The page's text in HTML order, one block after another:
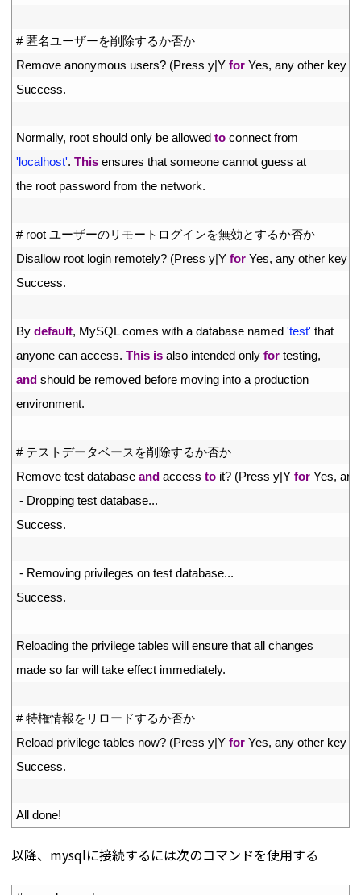
# 匿名ユーザーを削除するか否か
Remove anonymous users? (Press y|Y for Yes, any other key
Success.
Normally, root should only be allowed to connect from
'localhost'. This ensures that someone cannot guess at
the root password from the network.
# root ユーザーのリモートログインを無効とするか否か
Disallow root login remotely? (Press y|Y for Yes, any other key
Success.
By default, MySQL comes with a database named 'test' that
anyone can access. This is also intended only for testing,
and should be removed before moving into a production
environment.
# テストデータベースを削除するか否か
Remove test database and access to it? (Press y|Y for Yes,
- Dropping test database...
Success.
- Removing privileges on test database...
Success.
Reloading the privilege tables will ensure that all changes
made so far will take effect immediately.
# 特権情報をリロードするか否か
Reload privilege tables now? (Press y|Y for Yes, any other key
Success.
All done!
以降、mysqlに接続するには次のコマンドを使用する